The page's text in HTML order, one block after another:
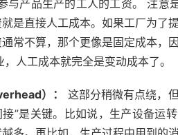
与产品生产的工人的工资。 注意
是直接人工成本。如果工厂为了
常不算，那个更像是固定成本，
人工成本就完全是变动成本了。
）：
这部分稍微有点绕，
”是关键。比如说，生产设备运